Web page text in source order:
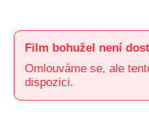
Film bohužel není
Omlouváme se, ale
dispozici.